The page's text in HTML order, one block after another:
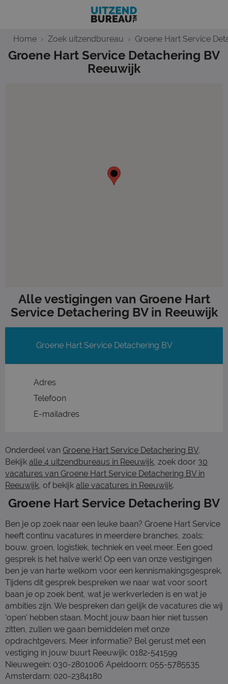
Home Zoek uitzendbureau Groene Hart Service
Groene Hart Service Detachering BV
Reeuwijk

Alle vestigingen van Groene Hart
Service Detachering BV in Reeuwijk
Groene Hart Service Detachering BV
Adres
Telefoon
E-mailadres
Onderdeel van Groene Hart Service Detachering BV.
Bekijk alle 4 uitzendbureaus in Reeuwijk, zoek door 30
vacatures van Groene Hart Service Detachering BV in
Reeuwijk, of bekijk alle vacatures in Reeuwijk.
Groene Hart Service Detachering BV
Ben je op zoek naar een leuke baan? Groene Hart Service
heeft continu vacatures in meerdere branches, zoals;
bouw, groen, logistiek, techniek en veel meer. Een goed
gesprek is het halve werk! Op een van onze vestigingen
ben je van harte welkom voor een kennismakingsgesprek.
Tijdens dit gesprek bespreken we naar wat voor soort
baan je op zoek bent, wat je werkverleden is en wat je
ambities zijn. We bespreken dan gelijk de vacatures die wij
‘open’ hebben staan. Mocht jouw baan hier niet tussen
zitten, zullen we gaan bemiddelen met onze
opdrachtgevers. Meer informatie? Bel gerust met een
vestiging in jouw buurt Reeuwijk: 0182-541599
Nieuwegein: 030-2801006 Apeldoorn: 055-5785535
Amsterdam: 020-2384180